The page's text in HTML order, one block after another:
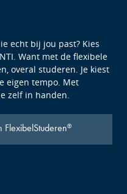
echt bij jou past? Kies
Want met de flexibele
overal studeren. Je kiest
eigen tempo. Met
zelf in handen.
FlexibelStuderen®